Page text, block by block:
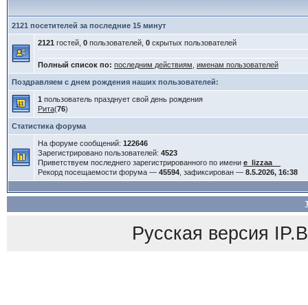
2121 посетителей за последние 15 минут
2121 гостей, 0пользователей, 0скрытых пользователей
Полный список по: последним действиям именам пользователей
Поздравляем с днем рождения наших пользователей:
1 пользователь празднует свой день рождения
Рита(76)
Статистика форума
На форуме сообщений: 122646
Зарегистрировано пользователей: 4523
Приветствуем последнего зарегистрированного по имени e_lizzaa__
Рекорд посещаемости форума — 45594, зафиксирован — 8.5.2026, 16:38
Русская версия